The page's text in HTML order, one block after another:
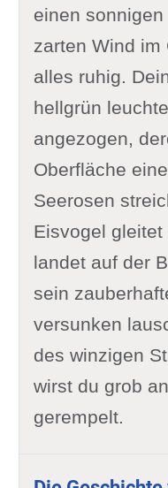
einen
zarten Wind im
alles ruhig.
hellgrün
angezogen,
Oberfläche
Seerosen
Eisvogel gleitet
landet auf der
sein
versunken
des winzigen
wirst du grob
gerempelt.